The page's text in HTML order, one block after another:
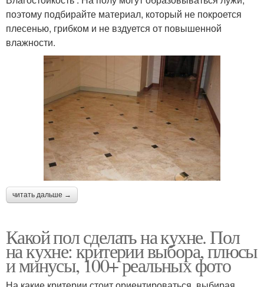
поэтому подбирайте материал, который не покроется
плесенью, грибком и не вздуется от повышенной
влажности.
читать дальше →
Какой пол сделать на кухне. Пол
на кухне: критерии выбора, плюсы
и минусы, 100+ реальных фото